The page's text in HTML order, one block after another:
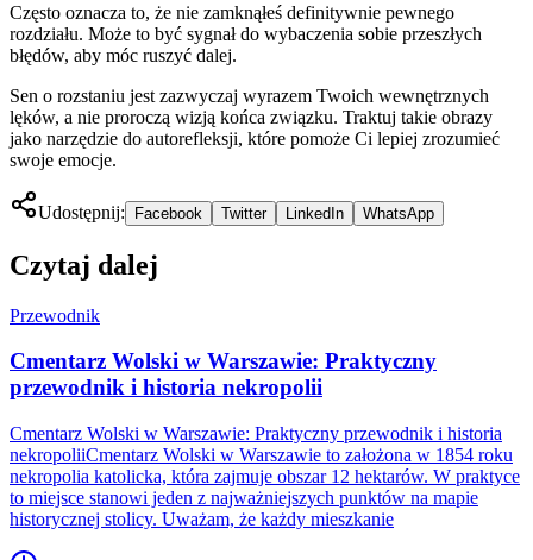
Często oznacza to, że nie zamknąłeś definitywnie pewnego
rozdziału. Może to być sygnał do wybaczenia sobie przeszłych
błędów, aby móc ruszyć dalej.
Sen o rozstaniu jest zazwyczaj wyrazem Twoich wewnętrznych
lęków, a nie proroczą wizją końca związku. Traktuj takie obrazy
jako narzędzie do autorefleksji, które pomoże Ci lepiej zrozumieć
swoje emocje.
Udostępnij: Facebook Twitter LinkedIn WhatsApp
Czytaj dalej
Przewodnik
Cmentarz Wolski w Warszawie: Praktyczny
przewodnik i historia nekropolii
Cmentarz Wolski w Warszawie: Praktyczny przewodnik i historia
nekropoliiCmentarz Wolski w Warszawie to założona w 1854 roku
nekropolia katolicka, która zajmuje obszar 12 hektarów. W praktyce
to miejsce stanowi jeden z najważniejszych punktów na mapie
historycznej stolicy. Uważam, że każdy mieszkanie